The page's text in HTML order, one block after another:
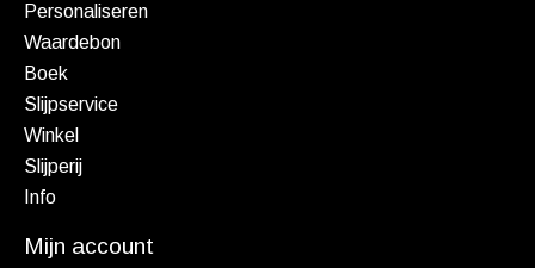
Personaliseren
Waardebon
Boek
Slijpservice
Winkel
Slijperij
Info
Mijn account